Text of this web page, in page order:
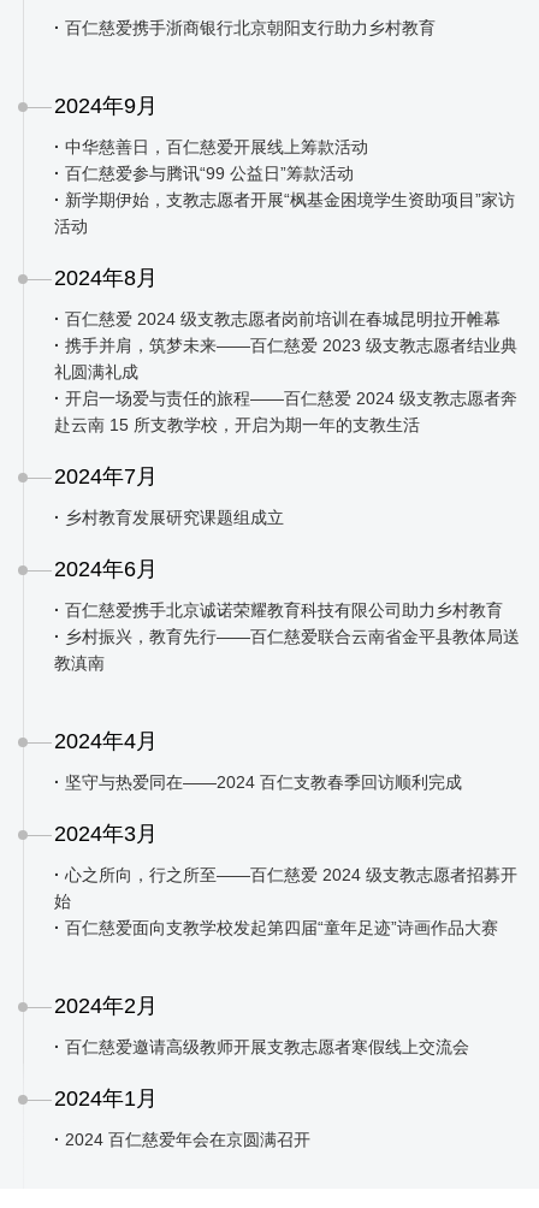
· 百仁慈爱携手浙商银行北京朝阳支行助力乡村教育
2024年9月
· 中华慈善日，百仁慈爱开展线上筹款活动
· 百仁慈爱参与腾讯“99 公益日”筹款活动
· 新学期伊始，支教志愿者开展“枫基金困境学生资助项目”家访
活动
2024年8月
· 百仁慈爱 2024 级支教志愿者岗前培训在春城昆明拉开帷幕
· 携手并肩，筑梦未来——百仁慈爱 2023 级支教志愿者结业典
礼圆满礼成
· 开启一场爱与责任的旅程——百仁慈爱 2024 级支教志愿者奔
赴云南 15 所支教学校，开启为期一年的支教生活
2024年7月
· 乡村教育发展研究课题组成立
2024年6月
· 百仁慈爱携手北京诚诺荣耀教育科技有限公司助力乡村教育
· 乡村振兴，教育先行——百仁慈爱联合云南省金平县教体局送
教滇南
2024年4月
· 坚守与热爱同在——2024 百仁支教春季回访顺利完成
2024年3月
· 心之所向，行之所至——百仁慈爱 2024 级支教志愿者招募开
始
· 百仁慈爱面向支教学校发起第四届“童年足迹”诗画作品大赛
2024年2月
· 百仁慈爱邀请高级教师开展支教志愿者寒假线上交流会
2024年1月
· 2024 百仁慈爱年会在京圆满召开